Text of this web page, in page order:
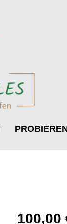
Regulärer
100,00